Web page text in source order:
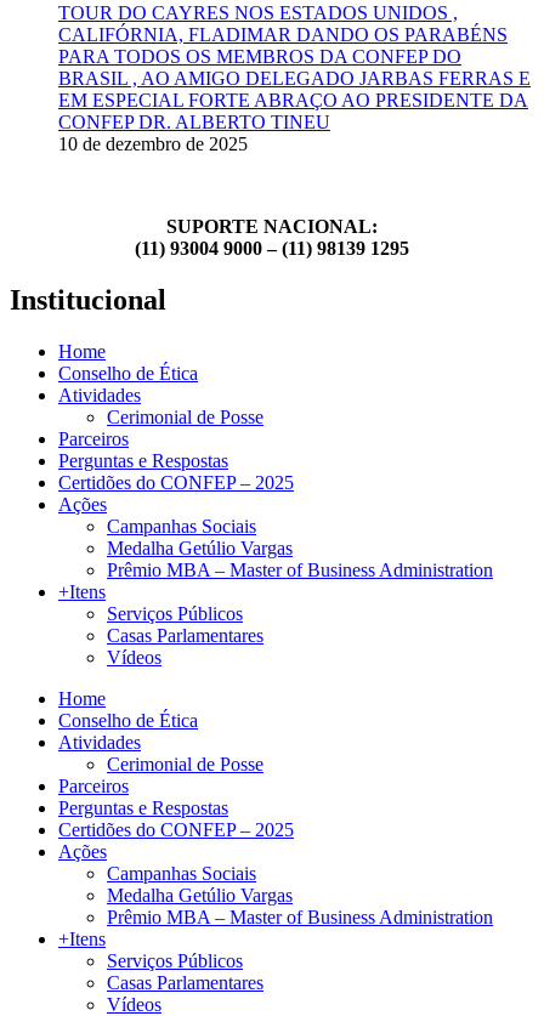
TOUR DO CAYRES NOS ESTADOS UNIDOS ,
CALIFÓRNIA, FLADIMAR DANDO OS PARABÉNS
PARA TODOS OS MEMBROS DA CONFEP DO
BRASIL , AO AMIGO DELEGADO JARBAS FERRAS E
EM ESPECIAL FORTE ABRAÇO AO PRESIDENTE DA
CONFEP DR. ALBERTO TINEU
10 de dezembro de 2025
SUPORTE NACIONAL:
(11) 93004 9000 – (11) 98139 1295
Institucional
Home
Conselho de Ética
Atividades
Cerimonial de Posse
Parceiros
Perguntas e Respostas
Certidões do CONFEP – 2025
Ações
Campanhas Sociais
Medalha Getúlio Vargas
Prêmio MBA – Master of Business Administration
+Itens
Serviços Públicos
Casas Parlamentares
Vídeos
Home
Conselho de Ética
Atividades
Cerimonial de Posse
Parceiros
Perguntas e Respostas
Certidões do CONFEP – 2025
Ações
Campanhas Sociais
Medalha Getúlio Vargas
Prêmio MBA – Master of Business Administration
+Itens
Serviços Públicos
Casas Parlamentares
Vídeos